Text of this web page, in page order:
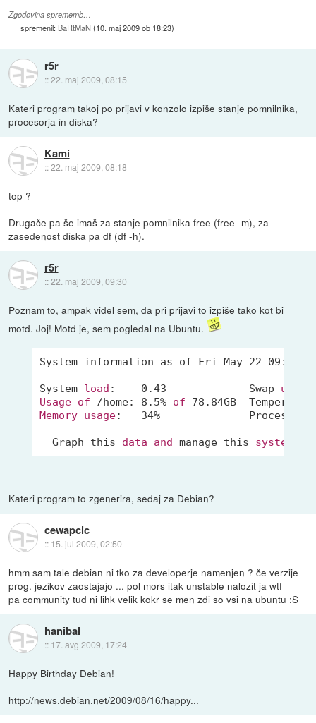
Zgodovina sprememb…
spremenil: BaRtMaN(10. maj 2009 ob 18:23)
r5r
::22. maj 2009, 08:15
Kateri program takoj po prijavi v konzolo izpiše stanje pomnilnika,
procesorja in diska?
Kami
::22. maj 2009, 08:18
top ?
Drugače pa še imaš za stanje pomnilnika free (free -m), za
zasedenost diska pa df (df -h).
r5r
::22. maj 2009, 09:30
Poznam to, ampak videl sem, da pri prijavi to izpiše tako kot bi
motd. Joj! Motd je, sem pogledal na Ubuntu.
System information as of Fri May 22 09:20:01
System load : 0.43
             Swap
usage
Usage of /home: 8.5% of 78.84GB
Memory usage: 34%
  Graph this
data and manage this system
Kateri program to zgenerira, sedaj za Debian?
cewapcic
:: 15. jul 2009, 02:50
hmm sam tale debian ni tko za developerje namenjen ? če verzije
prog. jezikov zaostajajo ... pol mors itak unstable nalozit ja wtf
pa community tud ni lihk velik kokr se men zdi so vsi na ubuntu :S
hanibal
:: 17. avg 2009, 17:24
Happy Birthday Debian!
http://news.debian.net/2009/08/16/happy...